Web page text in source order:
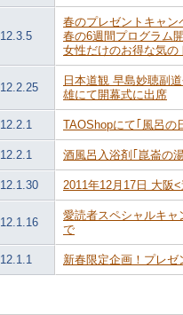
12.3.5
春のプレゼントキャン
春の6週間プログラム
女性だけのお得な気
12.2.25
日本道観 早島妙聴副
雄にて開幕式に出席
12.2.1 TAOShopにて｢風呂の
12.2.1 酒風呂入浴剤｢崑崙の
12.1.30 2011年12月17日 大阪
12.1.16
愛読者スペシャルキ
で
12.1.1 新春限定企画！プレ